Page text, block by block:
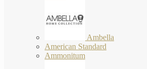
Ambella
American Standard
Ammonitum